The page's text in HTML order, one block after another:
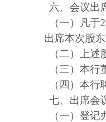
六、会议出
（一）凡于
出席本次
（二）上述
（三）本行
（四）本行
七、出席会
（一）登记